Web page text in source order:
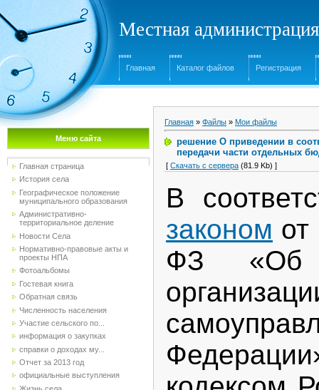
Местная
Главная Каталог файлов Регистрация
Меню сайта
Главная страница
История села
Географическое положение
муниципального образования
Административно-
территориальное деление
Новости Села
Нормативно-правовые акты и
проекты НПА
Фотоальбомы
Гостевая книга
Обратная связь
Численность населения
Участие сельского по...
информация о закупках
справки о доходах му...
Отчет за 2013 год
официальные выступления
Главная » Файлы » Мои файлы
решение О приведении в
передачи части отдельных
[ Скачать с сервера (81.9 Kb) ]
В
законом
ФЗ «Об